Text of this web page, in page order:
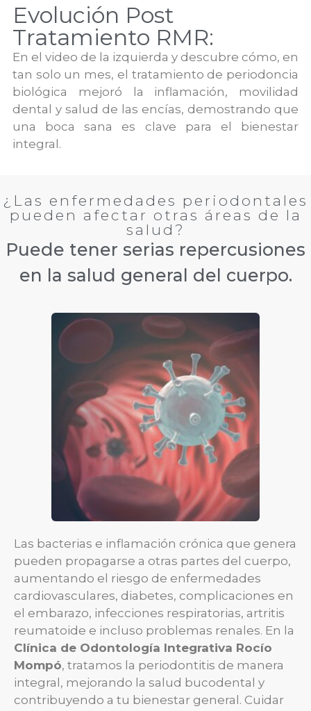
Evolución Post
Tratamiento RMR:
En el video de la izquierda y descubre cómo, en
tan solo un mes, el tratamiento de periodoncia
biológica mejoró la inflamación, movilidad
dental y salud de las encías, demostrando que
una boca sana es clave para el bienestar
integral.
¿Las enfermedades periodontales
pueden afectar otras áreas de la
salud?
Puede tener serias repercusiones
en la salud general del cuerpo.
Las bacterias e inflamación crónica que genera
pueden propagarse a otras partes del cuerpo,
aumentando el riesgo de enfermedades
cardiovasculares, diabetes, complicaciones en
el embarazo, infecciones respiratorias, artritis
reumatoide e incluso problemas renales. En la
Clínica de Odontología Integrativa Rocío
Mompó, tratamos la periodontitis de manera
integral, mejorando la salud bucodental y
contribuyendo a tu bienestar general. Cuidar